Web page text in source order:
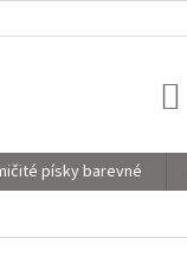
písky barevné